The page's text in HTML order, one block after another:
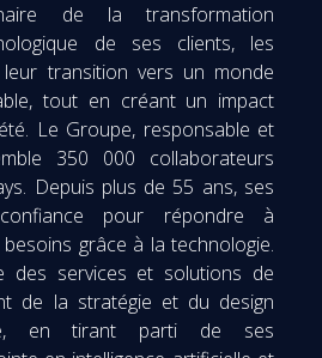
de la transformation
de ses clients, les
transition vers un monde
tout en créant un impact
Le Groupe, responsable et
350 000 collaborateurs
Depuis plus de 55 ans, ses
pour répondre à
besoins grâce à la technologie.
des services et solutions de
de la stratégie et du design
en tirant parti de ses